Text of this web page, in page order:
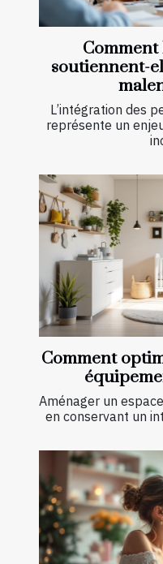
Comment
soutiennent-
L’intégration des
représente un
Comment
Aménager un
en conservant un